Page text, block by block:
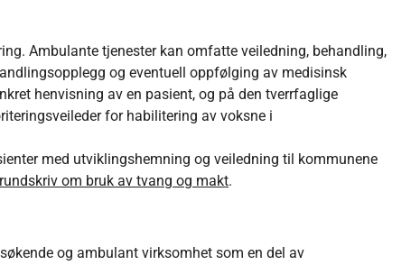
Ambulante tjenester kan omfatte veiledning, behandling,
og eventuell oppfølging av medisinsk
henvisning av en pasient, og på den tverrfaglige
for habilitering av voksne i
med utviklingshemning og veiledning til kommunene
rundskriv om bruk av tvang og makt.
og ambulant virksomhet som en del av